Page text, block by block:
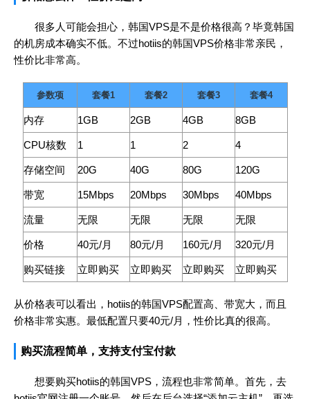
很多人可能会担心，韩国VPS是不是价格很高？毕竟韩国
的机房成本确实不低。不过hotiis的韩国VPS价格非常亲民，
性价比非常高。
参数项 套餐1 套餐2 套餐3 套餐4
内存 1GB 2GB 4GB 8GB
CPU核数 1 1 2 4
存储空间 20G 40G 80G 120G
带宽 15Mbps 20Mbps 30Mbps 40Mbps
流量 无限 无限 无限 无限
价格 40元/月 80元/月 160元/月 320元/月
购买链接 立即购买 立即购买 立即购买 立即购买
从价格表可以看出，hotiis的韩国VPS配置高、带宽大，而且
价格非常实惠。最低配置只要40元/月，性价比真的很高。
购买流程简单，支持支付宝付款
想要购买hotiis的韩国VPS，流程也非常简单。首先，去